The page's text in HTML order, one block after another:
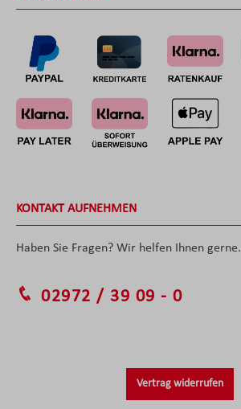
KONTAKT AUFNEHMEN
Haben Sie Fragen? Wir helfen Ihnen gerne.
02972 / 39 09 - 0
Vertrag widerrufen